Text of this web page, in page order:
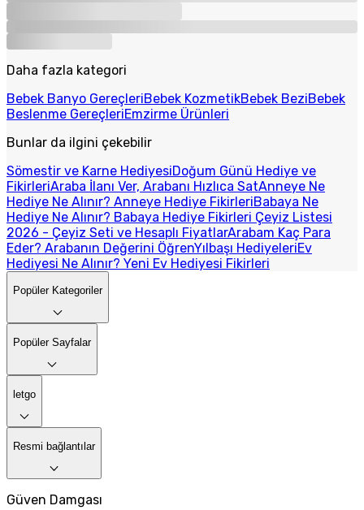
Daha fazla kategori
Bebek Banyo GereçleriBebek KozmetikBebek BeziBebek
Beslenme GereçleriEmzirme Ürünleri
Bunlar da ilgini çekebilir
Sömestir ve Karne HediyesiDoğum Günü Hediye ve
FikirleriAraba İlanı Ver, Arabanı Hızlıca SatAnneye Ne
Hediye Ne Alınır? Anneye Hediye FikirleriBabaya Ne
Hediye Ne Alınır? Babaya Hediye Fikirleri Çeyiz Listesi
2026 - Çeyiz Seti ve Hesaplı FiyatlarArabam Kaç Para
Eder? Arabanın Değerini ÖğrenYılbaşı HediyeleriEv
Hediyesi Ne Alınır? Yeni Ev Hediyesi Fikirleri
Popüler Kategoriler
Popüler Sayfalar
letgo
Resmi bağlantılar
Güven Damgası